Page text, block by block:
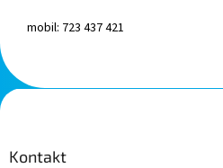
mobil: 723 437 421
Z
á
Kontakt